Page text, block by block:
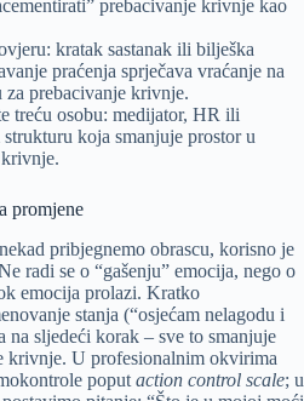
prebacivanje krivnje kao
kratak sastanak ili bilješka
praćenja sprječava vraćanje na
prebacivanje krivnje.
treću osobu: medijator, HR ili
koja smanjuje prostor u
promjene
pribjegnemo obrascu, korisno je
radi se o “gašenju” emocija, nego o
emocija prolazi. Kratko
stanja (“osjećam nelagodu i
na sljedeći korak – sve to smanjuje
krivnje. U profesionalnim okvirima
poput action control scale; u